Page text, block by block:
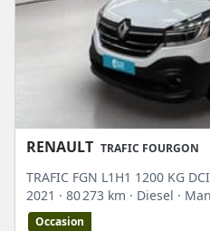
RENAULT TRAFIC FOURGON
TRAFIC FGN L1H1 1200 KG
2021 · 80 273 km · Diesel ·
Occasion